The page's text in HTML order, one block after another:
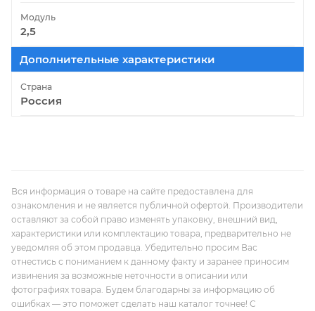
Модуль
2,5
Дополнительные характеристики
Страна
Россия
Вся информация о товаре на сайте предоставлена для
ознакомления и не является публичной офертой. Производители
оставляют за собой право изменять упаковку, внешний вид,
характеристики или комплектацию товара, предварительно не
уведомляя об этом продавца. Убедительно просим Вас
отнестись с пониманием к данному факту и заранее приносим
извинения за возможные неточности в описании или
фотографиях товара. Будем благодарны за информацию об
ошибках — это поможет сделать наш каталог точнее! С